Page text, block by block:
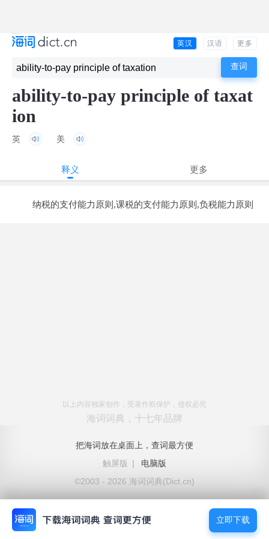
英汉 汉语 更多
ability-to-pay principle of taxat
ion
英 美
释义 更多
纳税的支付能力原则,课税的支付能力原则,负税能力原则
以上内容独家创作，受著作权保护，侵权必究
海词词典，十七年品牌
把海词放在桌面上，查词最方便
触屏版
|
电脑版
©2003 - 2026 海词词典(Dict.cn)
立即下载
立即下载